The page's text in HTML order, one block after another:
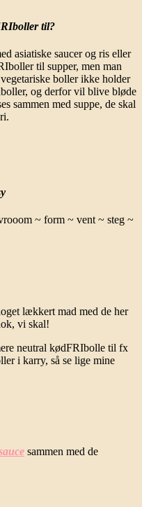
til?
asiatiske saucer og ris eller
til supper, men man
boller ikke holder
og derfor vil blive bløde
sammen med suppe, de skal
~ form ~ vent ~ steg ~
lækkert mad med de her
vi skal!
neutral kødFRIbolle til fx
i karry, så se lige mine
sammen med de